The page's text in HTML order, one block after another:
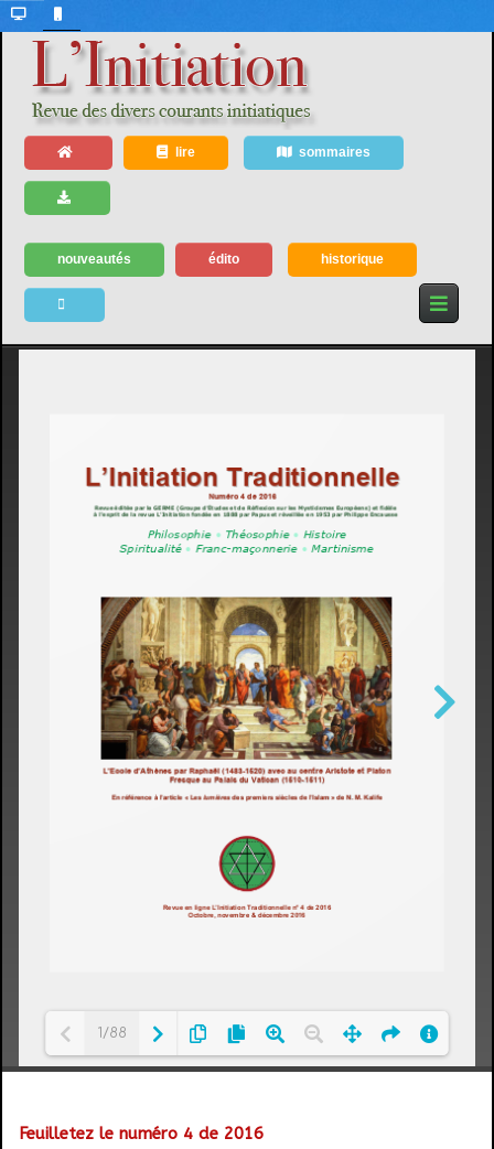
lire sommaires
nouveautés édito historique
1/88
Feuilletez le numéro 4 de 2016